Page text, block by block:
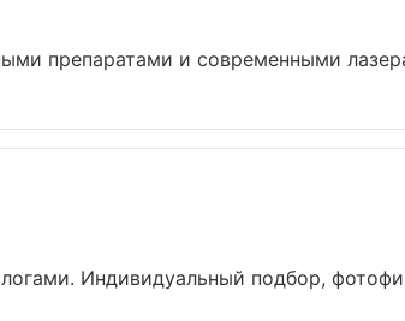
препаратами и современными
Индивидуальный подбор,